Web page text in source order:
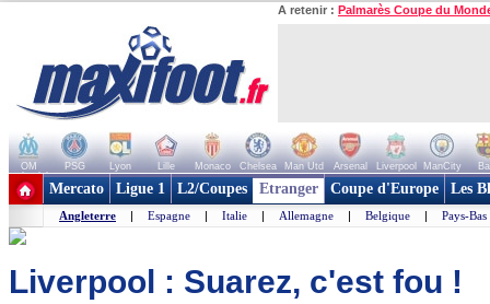
A retenir : Palmarès Coupe du
OM PSG Lyon Lille Monaco Chelsea Man Utd Arsenal Liverpool ManCity
+ de clubs
Mercato Ligue 1 L2/Coupes Etranger Coupe d'Europe Les
Angleterre | Espagne | Italie | Allemagne | Belgique | Pays-Bas
Liverpool : Suarez, c'est fou !